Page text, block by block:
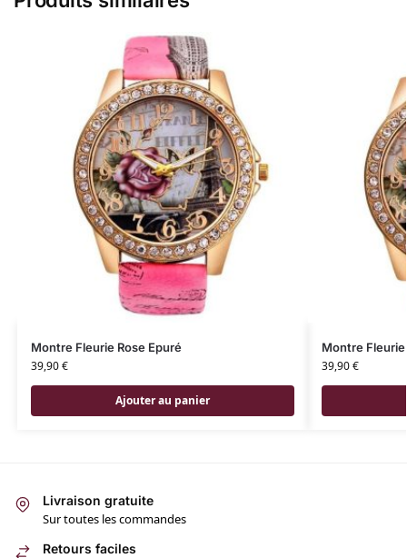
Montre Fleurie Rose Epuré
39,90€
Ajouter au panier
Montre Fleurie
39,90€
Livraison gratuite
Sur toutes les commandes
Retours faciles